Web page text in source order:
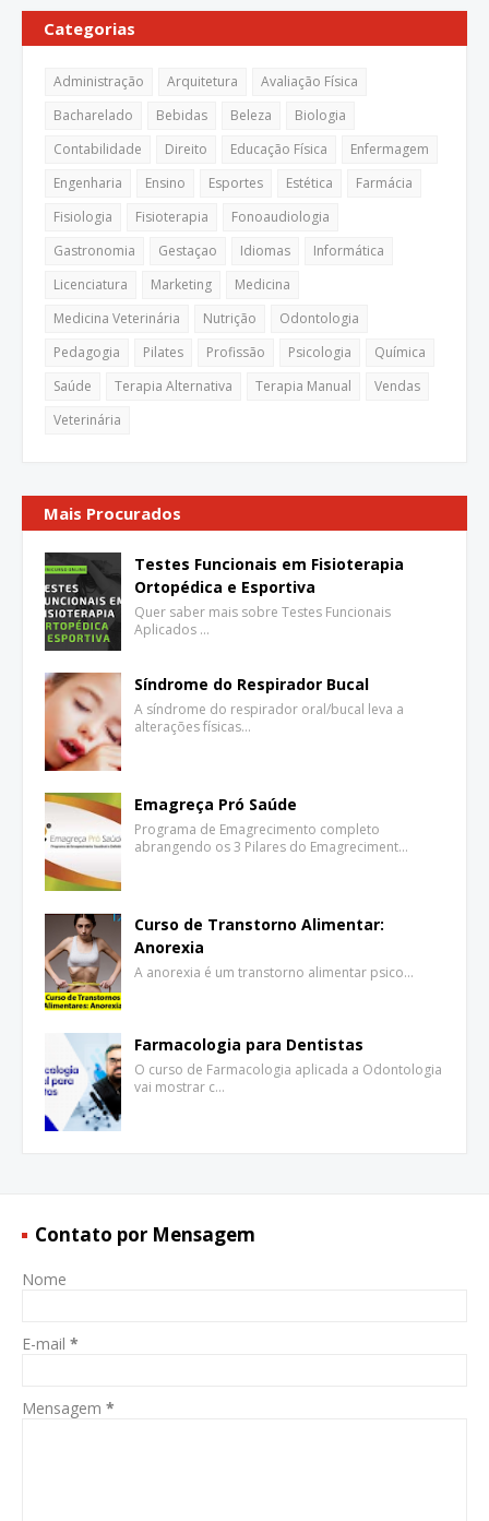
Categorias
Administração Arquitetura
Avaliação Física
Bacharelado
Bebidas Beleza
Biologia
Contabilidade
Direito Educação Física
Enfermagem
Engenharia
Ensino Esportes Estética
Farmácia
Fisiologia
Fisioterapia
Fonoaudiologia
Gastronomia
Gestaçao Idiomas
Informática
Licenciatura
Marketing
Medicina
Medicina Veterinária
Nutrição
Odontologia
Pedagogia
Pilates Profissão Psicologia
Química
Saúde
Terapia Alternativa Terapia Manual
Vendas
Veterinária
Mais Procurados
Testes Funcionais em Fisioterapia
Ortopédica e Esportiva
Quer saber mais sobre Testes Funcionais
Aplicados …
Síndrome do Respirador Bucal
A síndrome do respirador oral/bucal leva a
alterações físicas…
Emagreça Pró Saúde
Programa de Emagrecimento completo
abrangendo os 3 Pilares do Emagreciment…
Curso de Transtorno Alimentar:
Anorexia
A anorexia é um transtorno alimentar psico…
Farmacologia para Dentistas
O curso de Farmacologia aplicada a Odontologia
vai mostrar c…
Contato por Mensagem
Nome
E-mail *
Mensagem *